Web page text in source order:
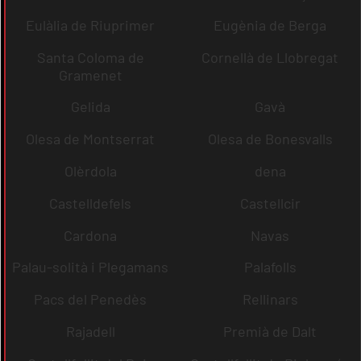
Eulàlia de Riuprimer
Eugènia de Berga
Santa Coloma de
Gramenet
Cornellà de Llobregat
Gelida
Gavà
Olesa de Montserrat
Olesa de Bonesvalls
Olèrdola
dena
Castelldefels
Castellcir
Cardona
Navas
Palau-solità i Plegamans
Palafolls
Pacs del Penedès
Rellinars
Rajadell
Premià de Dalt